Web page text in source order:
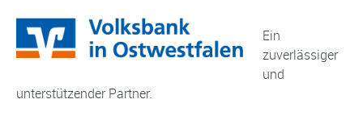
Ein
zuverlässiger
und
unterstützender Partner.